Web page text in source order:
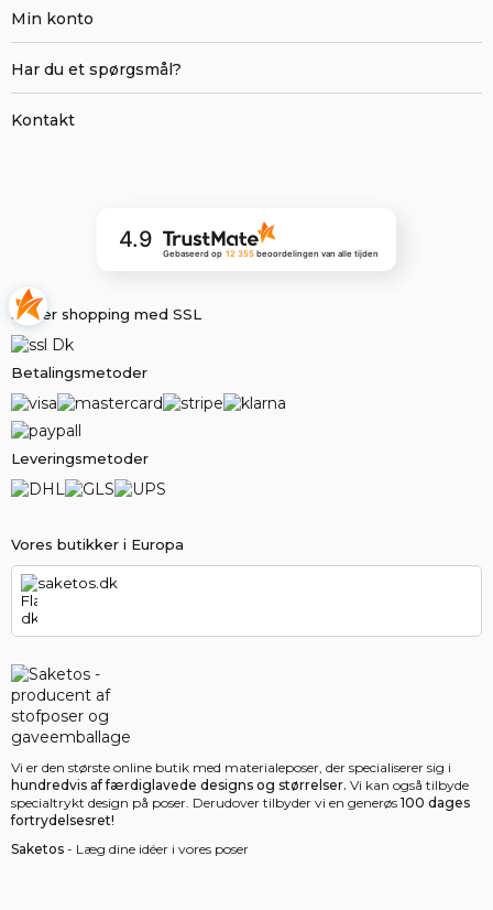
Vi er den største online butik med materialeposer, der specialiserer sig i
hundredvis af færdiglavede designs og størrelser. Vi kan også tilbyde
specialtrykt design på poser. Derudover tilbyder vi en generøs 100 dages
fortrydelsesret!
Saketos - Læg dine idéer i vores poser
Vores butikker i Europa
saketos.dk
Min konto
Har du et spørgsmål?
Kontakt
4.9
Gebaseerd op 12 355 beoordelingenvan alle tijden
Sikker shopping med SSL
Betalingsmetoder
Leveringsmetoder